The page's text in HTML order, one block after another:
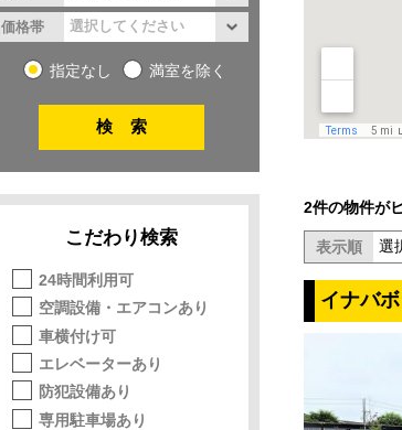
2件の物件が
表示順
イナバ
価格帯
指定なし 満室を除く
こだわり検索
24時間利用可
空調設備・エアコンあり
車横付け可
エレベーターあり
防犯設備あり
専用駐車場あり